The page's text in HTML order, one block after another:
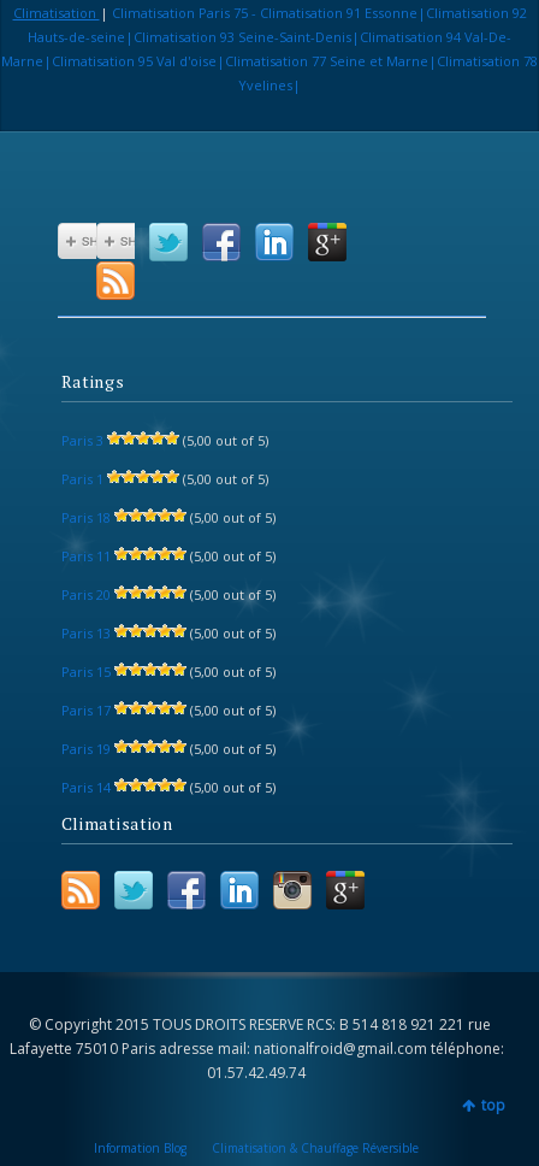
Climatisation | Climatisation Paris 75 - Climatisation 91 Essonne|Climatisation 92
Hauts-de-seine|Climatisation 93 Seine-Saint-Denis|Climatisation 94 Val-De-
Marne|Climatisation 95 Val d'oise|Climatisation 77 Seine et Marne|Climatisation 78
Yvelines|
Ratings
Paris 3 (5,00 out of 5)
Paris 1 (5,00 out of 5)
Paris 18 (5,00 out of 5)
Paris 11 (5,00 out of 5)
Paris 20 (5,00 out of 5)
Paris 13 (5,00 out of 5)
Paris 15 (5,00 out of 5)
Paris 17 (5,00 out of 5)
Paris 19 (5,00 out of 5)
Paris 14 (5,00 out of 5)
Climatisation
© Copyright 2015 TOUS DROITS RESERVE RCS: B 514 818 921 221 rue
Lafayette 75010 Paris adresse mail: nationalfroid@gmail.com téléphone:
01.57.42.49.74
top
Information Blog
Climatisation & Chauffage Réversible